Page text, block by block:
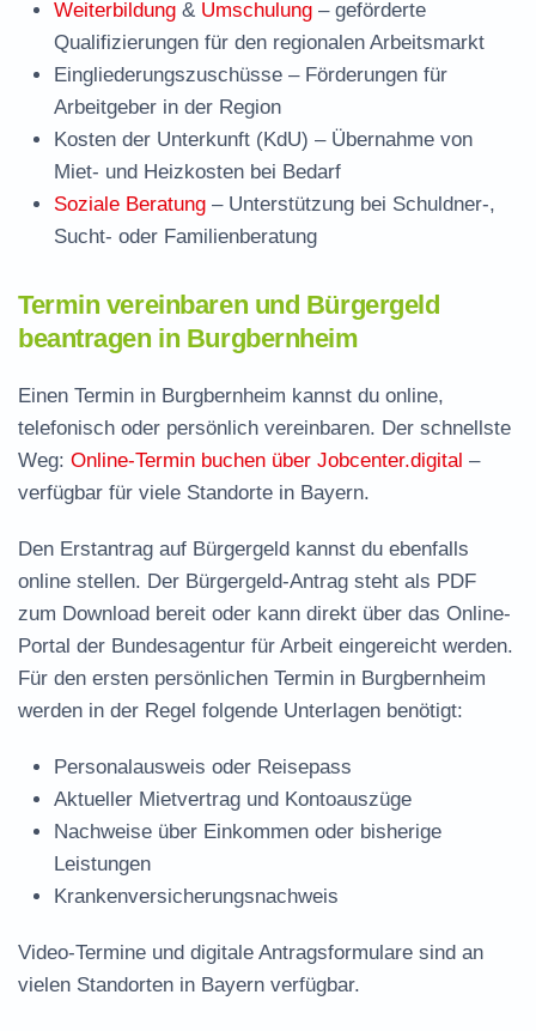
Weiterbildung & Umschulung – geförderte
Qualifizierungen für den regionalen Arbeitsmarkt
Eingliederungszuschüsse – Förderungen für
Arbeitgeber in der Region
Kosten der Unterkunft (KdU) – Übernahme von
Miet- und Heizkosten bei Bedarf
Soziale Beratung – Unterstützung bei Schuldner-,
Sucht- oder Familienberatung
Termin vereinbaren und Bürgergeld
beantragen in Burgbernheim
Einen Termin in Burgbernheim kannst du online,
telefonisch oder persönlich vereinbaren. Der schnellste
Weg: Online-Termin buchen über Jobcenter.digital –
verfügbar für viele Standorte in Bayern.
Den Erstantrag auf Bürgergeld kannst du ebenfalls
online stellen. Der Bürgergeld-Antrag steht als PDF
zum Download bereit oder kann direkt über das Online-
Portal der Bundesagentur für Arbeit eingereicht werden.
Für den ersten persönlichen Termin in Burgbernheim
werden in der Regel folgende Unterlagen benötigt:
Personalausweis oder Reisepass
Aktueller Mietvertrag und Kontoauszüge
Nachweise über Einkommen oder bisherige
Leistungen
Krankenversicherungsnachweis
Video-Termine und digitale Antragsformulare sind an
vielen Standorten in Bayern verfügbar.